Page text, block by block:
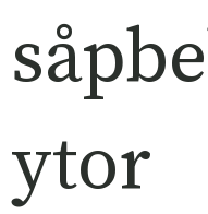
ytor